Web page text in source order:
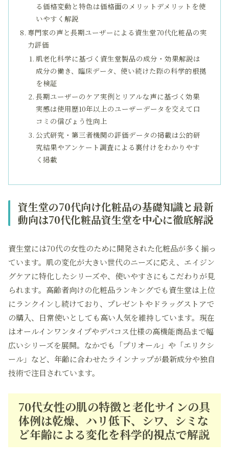
る価格変動と特色は価格面のメリットデメリットを使
いやすく解説
専門家の声と長期ユーザーによる資生堂70代化粧品の実
力評価
肌老化科学に基づく資生堂製品の成分・効果解説は
成分の働き、臨床データ、使い続けた際の科学的根拠
を検証
長期ユーザーのケア実例とリアルな声に基づく効果
実感は使用歴10年以上のユーザーデータを交えて口
コミの信ぴょう性向上
公式研究・第三者機関の評価データの掲載は公的研
究結果やアンケート調査による裏付けをわかりやす
く掲載
資生堂の70代向け化粧品の基礎知識と最新
動向は70代化粧品資生堂を中心に徹底解説
資生堂には70代の女性のために開発された化粧品が多く揃っ
ています。肌の変化が大きい世代のニーズに応え、エイジン
グケアに特化したシリーズや、使いやすさにもこだわりが見
られます。高齢者向けの化粧品ランキングでも資生堂は上位
にランクインし続けており、プレゼントやドラッグストアで
の購入、日常使いとしても高い人気を維持しています。現在
はオールインワンタイプやデパコス仕様の高機能商品まで幅
広いシリーズを展開。なかでも「プリオール」や「エリクシ
ール」など、年齢に合わせたラインナップが最新成分や独自
技術で注目されています。
70代女性の肌の特徴と老化サインの具
体例は乾燥、ハリ低下、シワ、シミな
ど年齢による変化を科学的視点で解説